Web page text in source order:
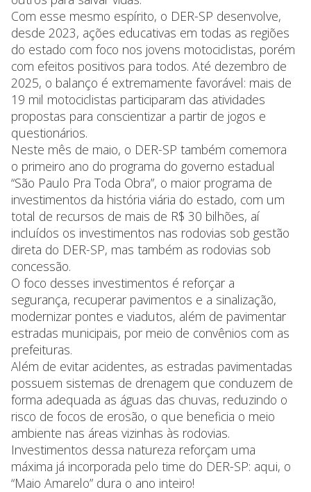
Com esse mesmo espírito, o DER-SP desenvolve,
desde 2023, ações educativas em todas as regiões
do estado com foco nos jovens motociclistas, porém
com efeitos positivos para todos. Até dezembro de
2025, o balanço é extremamente favorável: mais de
19 mil motociclistas participaram das atividades
propostas para conscientizar a partir de jogos e
questionários.
Neste mês de maio, o DER-SP também comemora
o primeiro ano do programa do governo estadual
“São Paulo Pra Toda Obra”, o maior programa de
investimentos da história viária do estado, com um
total de recursos de mais de R$ 30 bilhões, aí
incluídos os investimentos nas rodovias sob gestão
direta do DER-SP, mas também as rodovias sob
concessão.
O foco desses investimentos é reforçar a
segurança, recuperar pavimentos e a sinalização,
modernizar pontes e viadutos, além de pavimentar
estradas municipais, por meio de convênios com as
prefeituras.
Além de evitar acidentes, as estradas pavimentadas
possuem sistemas de drenagem que conduzem de
forma adequada as águas das chuvas, reduzindo o
risco de focos de erosão, o que beneficia o meio
ambiente nas áreas vizinhas às rodovias.
Investimentos dessa natureza reforçam uma
máxima já incorporada pelo time do DER-SP: aqui, o
“Maio Amarelo” dura o ano inteiro!